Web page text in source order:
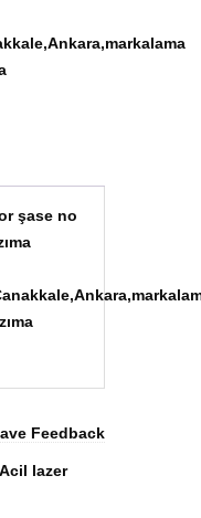
şase no
Feedback
lazer